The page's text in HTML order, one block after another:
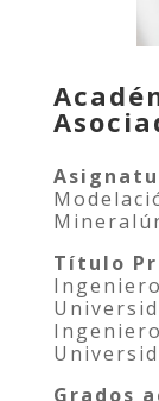
Título
Grados